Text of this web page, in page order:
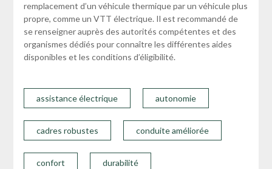
remplacement d’un véhicule thermique par un véhicule plus
propre, comme un VTT électrique. Il est recommandé de
se renseigner auprès des autorités compétentes et des
organismes dédiés pour connaître les différentes aides
disponibles et les conditions d’éligibilité.
assistance électrique autonomie
cadres robustes conduite améliorée
confort durabilité